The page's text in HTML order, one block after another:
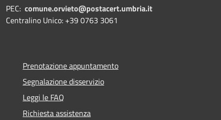
PEC: comune.orvieto@postacert.umbria.it
Centralino Unico: +39 0763 3061
Prenotazione appuntamento
Segnalazione disservizio
Leggi le FAQ
Richiesta assistenza